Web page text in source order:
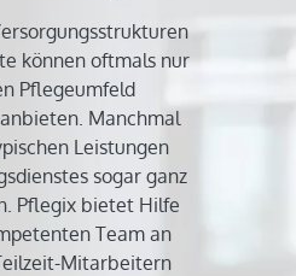
können oftmals nur
Pflegeumfeld
Manchmal
Leistungen
sogar ganz
Pflegix bietet Hilfe
Team an
Mitarbeitern